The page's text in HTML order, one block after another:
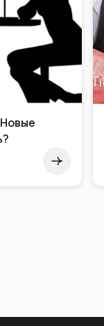
шагов!